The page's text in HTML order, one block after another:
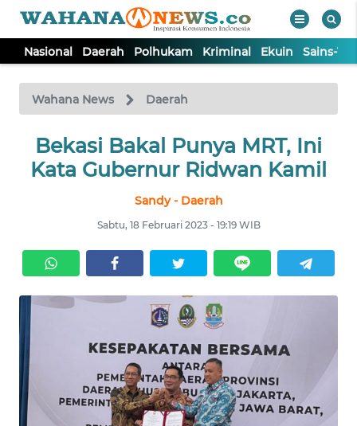
Nasional Daerah Polhukam Kriminal Ekuin Sains-
Wahana News Daerah
Bekasi Bakal Punya MRT, Ini
Kata Gubernur Ridwan Kamil
Sandy - Daerah
Sabtu, 18 Februari 2023 - 19:19 WIB
TV
Tutup
NASIONAL
KRIMINAL
EKUIN
SAINS-TEKNO
KESEHATAN